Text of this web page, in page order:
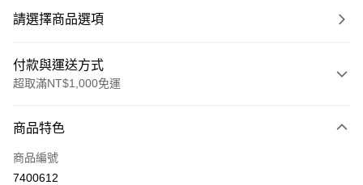
請選擇商品選項
付款與運送方式
超取滿NT$1,000免運
信用卡一次付款
超商取貨付款
商品特色
商品編號
7400612